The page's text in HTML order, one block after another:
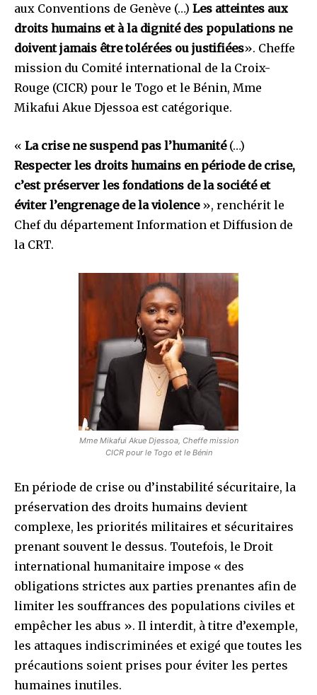
aux Conventions de Genève (…) Les atteintes aux
droits humains et à la dignité des populations ne
doivent jamais être tolérées ou justifiées». Cheffe
mission du Comité international de la Croix-
Rouge (CICR) pour le Togo et le Bénin, Mme
Mikafui Akue Djessoa est catégorique.
« La crise ne suspend pas l’humanité(…)
Respecter les droits humains en période de crise,
c’est préserver les fondations de la société et
éviter l’engrenage de la violence», renchérit le
Chef du département Information et Diffusion de
la CRT.
Mme Mikafui Akue Djessoa, Cheffe mission
CICR pour le Togo et le Bénin
En période de crise ou d’instabilité sécuritaire, la
préservation des droits humains devient
complexe, les priorités militaires et sécuritaires
prenant souvent le dessus. Toutefois, le Droit
international humanitaire impose « des
obligations strictes aux parties prenantes afin de
limiter les souffrances des populations civiles et
empêcher les abus ». Il interdit, à titre d’exemple,
les attaques indiscriminées et exigé que toutes les
précautions soient prises pour éviter les pertes
humaines inutiles.